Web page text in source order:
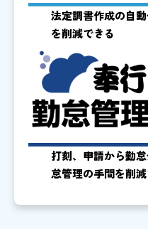
法定調書作成の自
を削減できる
打刻、申請から勤
怠管理の手間を削